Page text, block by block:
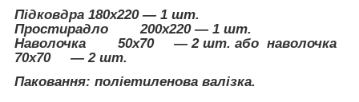
Підковдра 180х220 — 1 шт.
Простирадло 200х220 — 1 шт.
Наволочка 50х70 ― 2 шт. або наволочка
70х70 ― 2 шт.
Паковання: поліетиленова валізка.